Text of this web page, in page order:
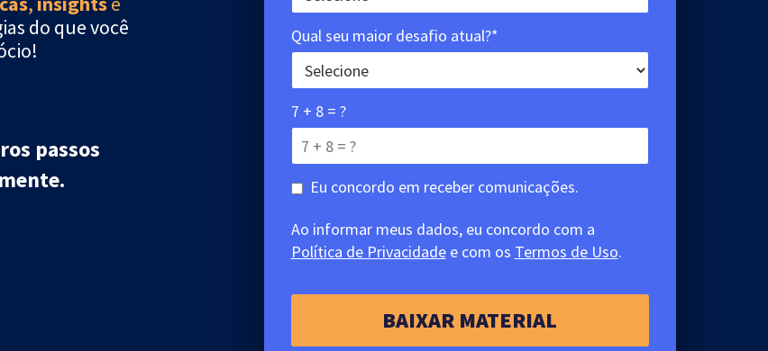
do que você
passos
Qual seu maior desafio atual?*
7 + 8 = ?
Eu concordo em receber comunicações.
Ao informar meus dados, eu concordo com a
Política de Privacidadee com os Termos de Uso.